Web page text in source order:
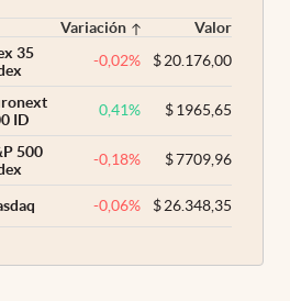
Variación
Valor
35
-0,02% $20.176,00
ID
0,41% $1965,65
500
-0,18% $7709,96
-0,06% $26.348,35